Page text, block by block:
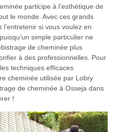
participe à l’esthétique de
le monde. Avec ces grands
si vous voulez en
simple particulier ne
de cheminée plus
à des professionnelles. Pour
techniques efficaces
cheminée utilisée par Lobry
de cheminée à Osseja dans
!